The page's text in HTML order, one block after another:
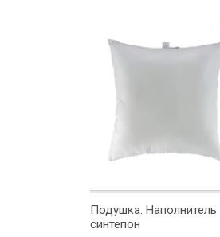
Подушка. Наполнитель
синтепон